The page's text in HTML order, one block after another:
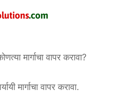
मार्गाचा वापर करावा?
मार्गाचा वापर करावा.